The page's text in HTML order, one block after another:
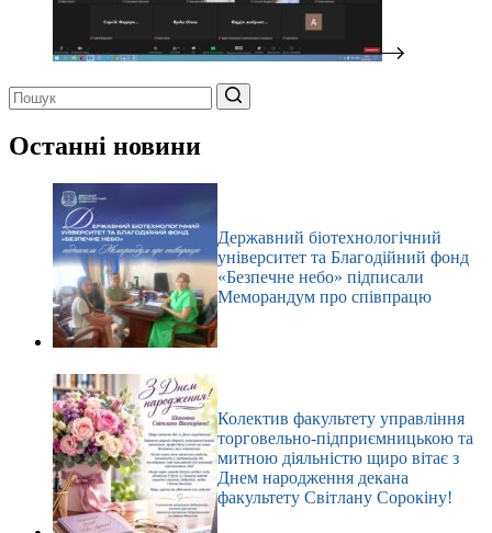
результатів
Останні новини
Державний біотехнологічний
університет та Благодійний фонд
«Безпечне небо» підписали
Меморандум про співпрацю
Колектив факультету управління
торговельно-підприємницькою та
митною діяльністю щиро вітає з
Днем народження декана
факультету Світлану Сорокіну!